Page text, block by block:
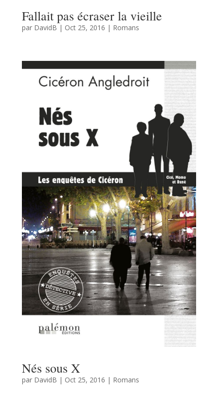
Fallait pas écraser la vieille
par DavidB | Oct 25, 2016 | Romans
Nés sous X
par DavidB | Oct 25, 2016 | Romans